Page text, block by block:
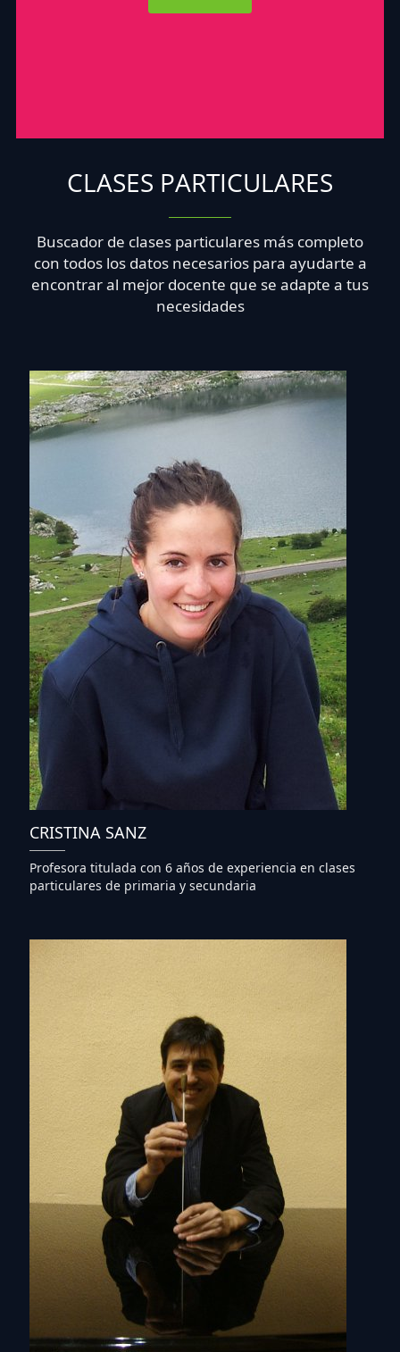
CLASES PARTICULARES
Buscador de clases particulares más completo
con todos los datos necesarios para ayudarte a
encontrar al mejor docente que se adapte a tus
necesidades
CRISTINA SANZ
Profesora titulada con 6 años de experiencia en clases
particulares de primaria y secundaria